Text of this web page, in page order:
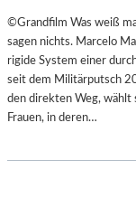
©Grandfilm Was weiß
sagen nichts. Marcelo
rigide System einer
seit dem Militärputsch
den direkten Weg, wählt
Frauen, in deren…